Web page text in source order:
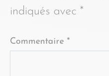
indiqués avec *
Commentaire *